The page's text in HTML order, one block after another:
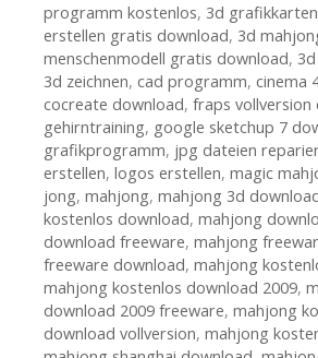
programm kostenlos, 3d
erstellen gratis download, 3d
menschenmodell gratis download,
3d zeichnen, cad programm, cinema
cocreate download, fraps vollversion
gehirntraining, google sketchup 7
grafikprogramm, jpg dateien
erstellen, logos erstellen, magic
jong, mahjong, mahjong 3d
kostenlos download, mahjong
download freeware, mahjong
freeware download, mahjong
mahjong kostenlos download 2009,
download 2009 freeware, mahjong
download vollversion, mahjong